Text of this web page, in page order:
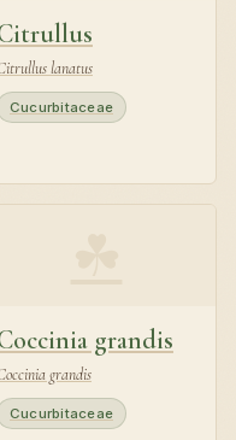
lanatus
Cucurbitaceae
grandis
grandis
Cucurbitaceae